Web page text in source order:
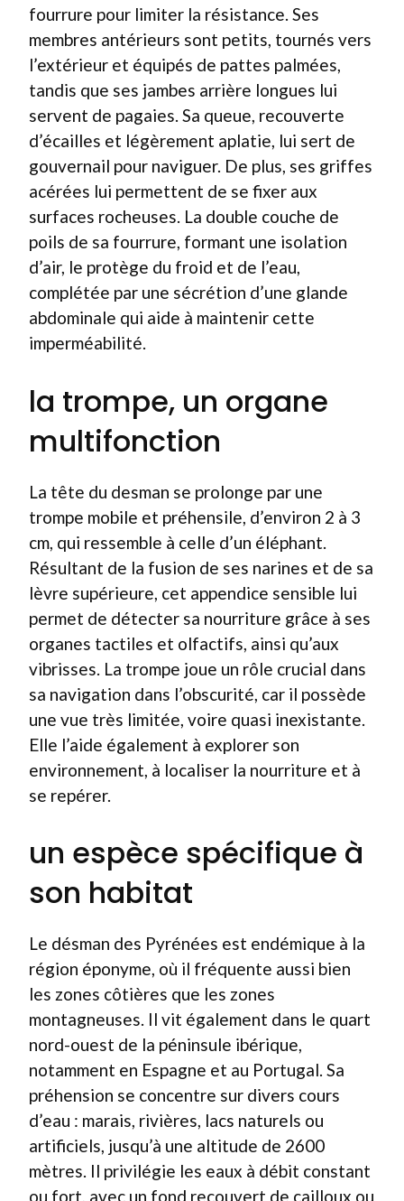
fourrure pour limiter la résistance. Ses
membres antérieurs sont petits, tournés vers
l’extérieur et équipés de pattes palmées,
tandis que ses jambes arrière longues lui
servent de pagaies. Sa queue, recouverte
d’écailles et légèrement aplatie, lui sert de
gouvernail pour naviguer. De plus, ses griffes
acérées lui permettent de se fixer aux
surfaces rocheuses. La double couche de
poils de sa fourrure, formant une isolation
d’air, le protège du froid et de l’eau,
complétée par une sécrétion d’une glande
abdominale qui aide à maintenir cette
imperméabilité.
la trompe, un organe
multifonction
La tête du desman se prolonge par une
trompe mobile et préhensile, d’environ 2 à 3
cm, qui ressemble à celle d’un éléphant.
Résultant de la fusion de ses narines et de sa
lèvre supérieure, cet appendice sensible lui
permet de détecter sa nourriture grâce à ses
organes tactiles et olfactifs, ainsi qu’aux
vibrisses. La trompe joue un rôle crucial dans
sa navigation dans l’obscurité, car il possède
une vue très limitée, voire quasi inexistante.
Elle l’aide également à explorer son
environnement, à localiser la nourriture et à
se repérer.
un espèce spécifique à
son habitat
Le désman des Pyrénées est endémique à la
région éponyme, où il fréquente aussi bien
les zones côtières que les zones
montagneuses. Il vit également dans le quart
nord-ouest de la péninsule ibérique,
notamment en Espagne et au Portugal. Sa
préhension se concentre sur divers cours
d’eau : marais, rivières, lacs naturels ou
artificiels, jusqu’à une altitude de 2600
mètres. Il privilégie les eaux à débit constant
ou fort, avec un fond recouvert de cailloux ou